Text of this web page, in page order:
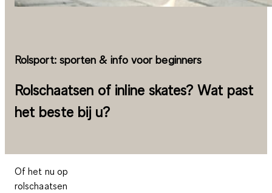
Rolsport: sporten & info voor beginners
Rolschaatsen of inline skates? Wat past
het beste bij u?
Of het nu op
rolschaatsen